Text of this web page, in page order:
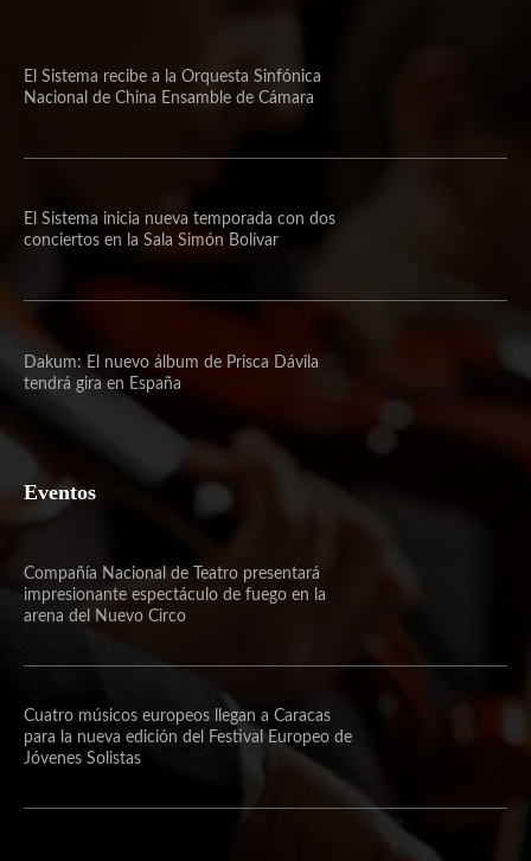
El Sistema recibe a la Orquesta Sinfónica
Nacional de China Ensamble de Cámara
El Sistema inicia nueva temporada con dos
conciertos en la Sala Simón Bolívar
Dakum: El nuevo álbum de Prisca Dávila
tendrá gira en España
Eventos
Compañía Nacional de Teatro presentará
impresionante espectáculo de fuego en la
arena del Nuevo Circo
Cuatro músicos europeos llegan a Caracas
para la nueva edición del Festival Europeo de
Jóvenes Solistas